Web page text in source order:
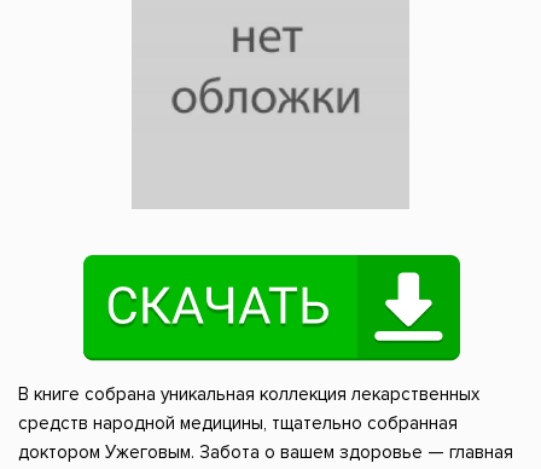
В книге собрана уникальная коллекция лекарственных
средств народной медицины, тщательно собранная
доктором Ужеговым. Забота о вашем здоровье — главная